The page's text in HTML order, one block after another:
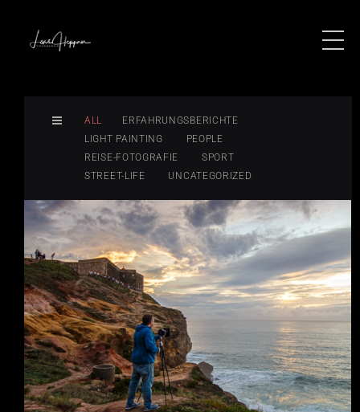
ALL
ERFAHRUNGSBERICHTE
LIGHT PAINTING
PEOPLE
REISE-FOTOGRAFIE
SPORT
STREET-LIFE
UNCATEGORIZED